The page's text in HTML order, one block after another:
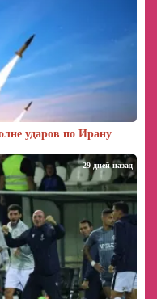
ударов по Ирану
29 дней назад